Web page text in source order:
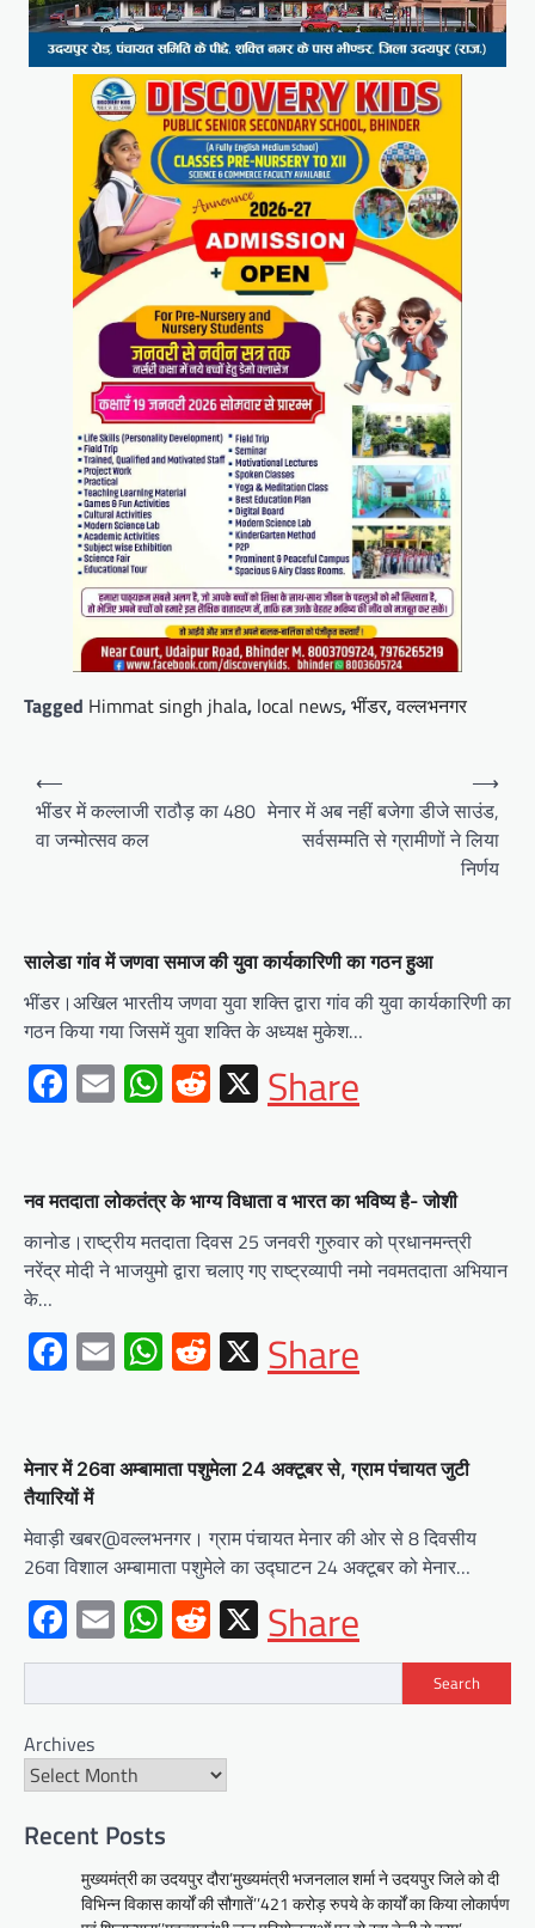
Tagged Himmat singh jhala, local news,भींडर,वल्लभनगर
Post
navigation
⟵
भींडर में कल्लाजी राठौड़ का 480
वा जन्मोत्सव कल
मेनार में अब नहीं बजेगा डीजे साउंड,
सर्वसम्मति से ग्रामीणों ने लिया
निर्णय
⟶
सालेडा गांव में जणवा समाज की युवा कार्यकारिणी का गठन हुआ
भींडर।अखिल भारतीय जणवा युवा शक्ति द्वारा गांव की युवा कार्यकारिणी का
गठन किया गया जिसमें युवा शक्ति के अध्यक्ष मुकेश…
Facebook
EmailWhatsApp
Reddit
X
Share
नव मतदाता लोकतंत्र के भाग्य विधाता व भारत का भविष्य है- जोशी
कानोड।राष्ट्रीय मतदाता दिवस 25 जनवरी गुरुवार को प्रधानमन्त्री
नरेंद्र मोदी ने भाजयुमो द्वारा चलाए गए राष्ट्रव्यापी नमो नवमतदाता अभियान
के…
Facebook
EmailWhatsApp
Reddit
X
Share
मेनार में 26वा अम्बामाता पशुमेला 24 अक्टूबर से, ग्राम पंचायत जुटी
तैयारियों में
मेवाड़ी खबर@वल्लभनगर। ग्राम पंचायत मेनार की ओर से 8 दिवसीय
26वा विशाल अम्बामाता पशुमेले का उद्घाटन 24 अक्टूबर को मेनार…
Facebook
EmailWhatsApp
Reddit
X
Share
Search
Archives
Recent Posts
मुख्यमंत्री का उदयपुर दौरा’मुख्यमंत्री भजनलाल शर्मा ने उदयपुर जिले को दी
विभिन्न विकास कार्यों की सौगातें’’421 करोड़ रुपये के कार्यों का किया लोकार्पण
का किया निरीक्षणसेवा शिविरों के माध्यम से
अंतिम व्यक्ति तक पहुंच रही
समाधान, अधिकारी नहीं
Mewari Khabar June 17, 2026